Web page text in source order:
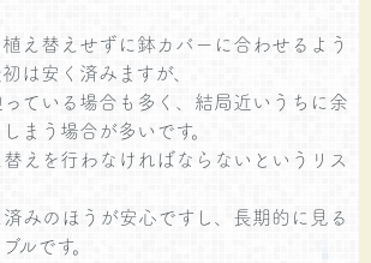
え替えせずに鉢カバーに合わせるよう
は安く済みますが、
ている場合も多く、結局近いうちに余
まう場合が多いです。
えを行わなければならないというリス
みのほうが安心ですし、長期的に見る
ルです。